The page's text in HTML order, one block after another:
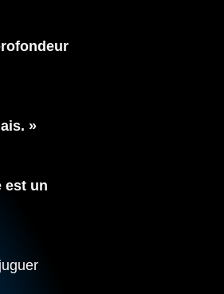
»
est un